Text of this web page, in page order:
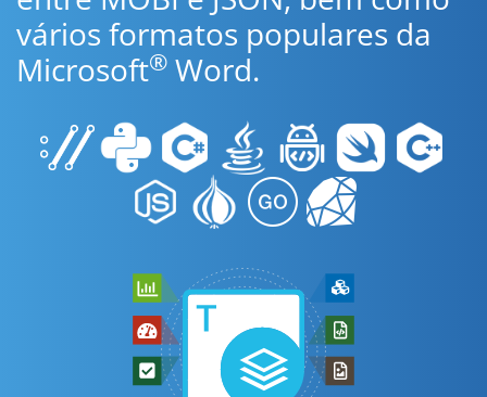
vários formatos populares da
Microsoft® Word.